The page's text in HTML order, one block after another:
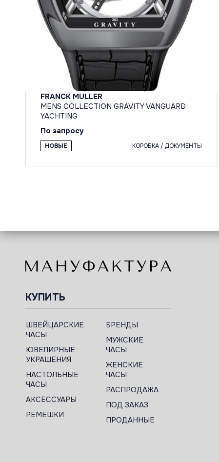
FRANCK MULLER
MENS COLLECTION GRAVITY VANGUARD
YACHTING
По запросу
НОВЫЕ КОРОБКА / ДОКУМЕНТЫ
КУПИТЬ
ШВЕЙЦАРСКИЕ
ЧАСЫ
ЮВЕЛИРНЫЕ
УКРАШЕНИЯ
НАСТОЛЬНЫЕ
ЧАСЫ
АКСЕССУАРЫ
РЕМЕШКИ
БРЕНДЫ
МУЖСКИЕ
ЧАСЫ
ЖЕНСКИЕ
ЧАСЫ
РАСПРОДАЖА
ПОД ЗАКАЗ
ПРОДАННЫЕ